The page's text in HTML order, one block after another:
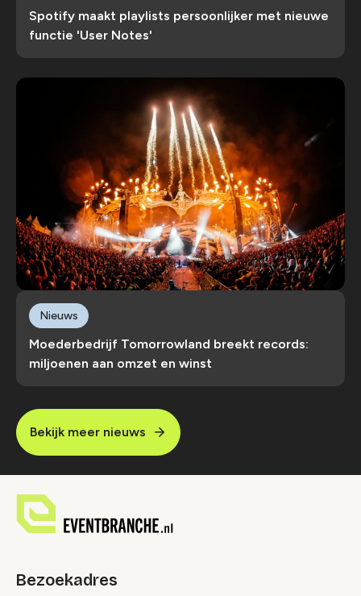
Spotify maakt playlists persoonlijker met nieuwe
functie 'User Notes'
Moederbedrijf Tomorrowland breekt records:
miljoenen aan omzet en winst
Nieuws
Bekijk meer nieuws
Bezoekadres